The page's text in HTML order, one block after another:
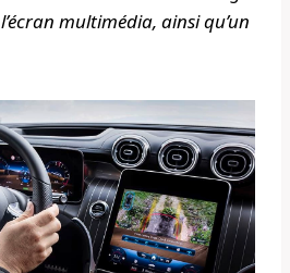
multimédia, ainsi qu’un